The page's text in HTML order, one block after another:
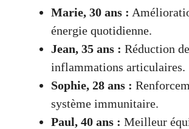
Marie, 30 ans :
énergie quotidienne.
Jean, 35 ans : Réduction
inflammations articulaires.
Sophie, 28 ans :
système immunitaire.
Paul, 40 ans : Meilleur